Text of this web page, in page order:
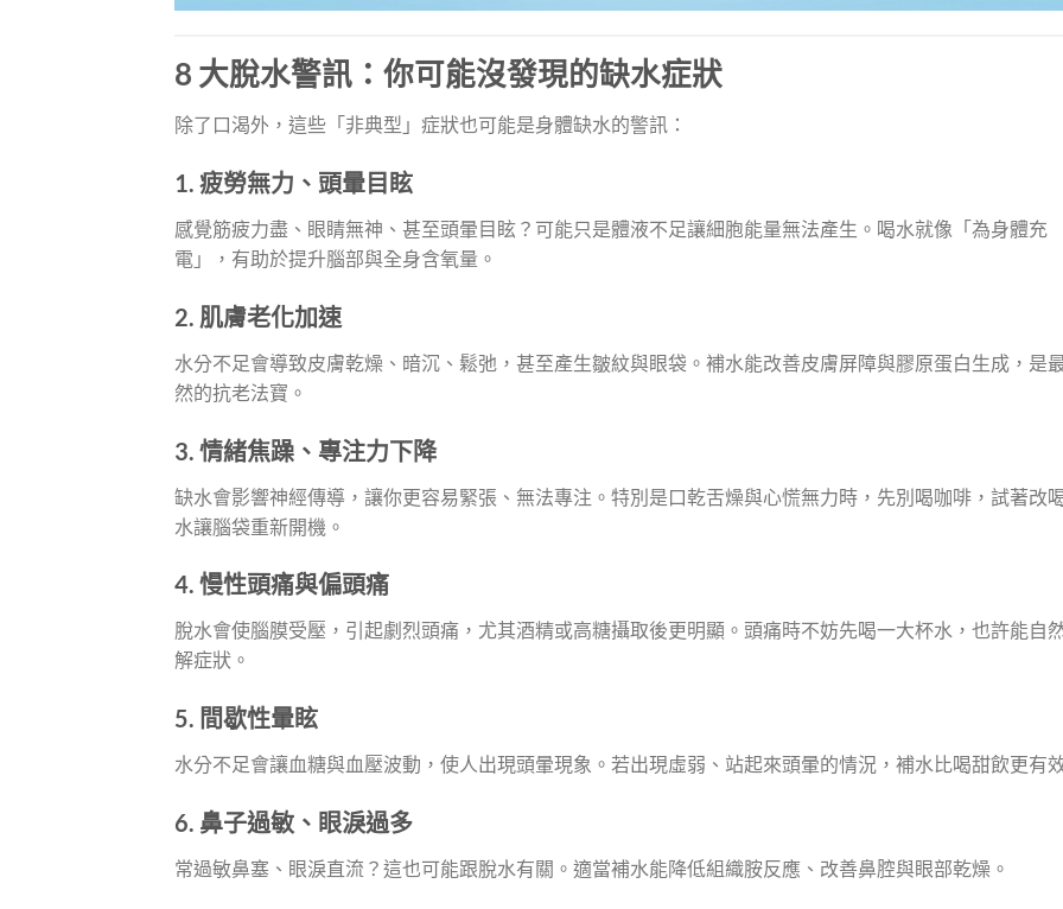
8 大脫水警訊：你可能沒發現的缺水症狀
除了口渴外，這些「非典型」症狀也可能是身體缺水的警訊：
1. 疲勞無力、頭暈目眩
感覺筋疲力盡、眼睛無神、甚至頭暈目眩？可能只是體液不足讓細胞能量無法產生。喝水就像「為身體充
電」，有助於提升腦部與全身含氧量。
2. 肌膚老化加速
水分不足會導致皮膚乾燥、暗沉、鬆弛，甚至產生皺紋與眼袋。補水能改善皮膚屏障與膠原蛋白生成，是
然的抗老法寶。
3. 情緒焦躁、專注力下降
缺水會影響神經傳導，讓你更容易緊張、無法專注。特別是口乾舌燥與心慌無力時，先別喝咖啡，試著改
水讓腦袋重新開機。
4. 慢性頭痛與偏頭痛
脫水會使腦膜受壓，引起劇烈頭痛，尤其酒精或高糖攝取後更明顯。頭痛時不妨先喝一大杯水，也許能自
解症狀。
5. 間歇性暈眩
水分不足會讓血糖與血壓波動，使人出現頭暈現象。若出現虛弱、站起來頭暈的情況，補水比喝甜飲更有效
6. 鼻子過敏、眼淚過多
常過敏鼻塞、眼淚直流？這也可能跟脫水有關。適當補水能降低組織胺反應、改善鼻腔與眼部乾燥。